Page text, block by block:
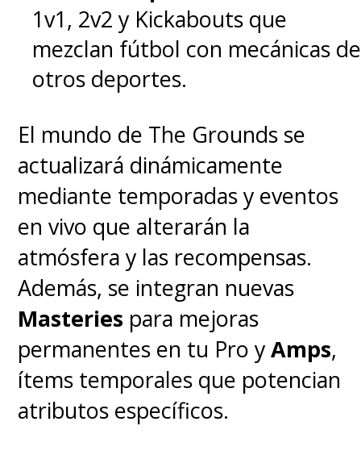
1v1, 2v2 y Kickabouts que
mezclan fútbol con mecánicas de
otros deportes.
El mundo de The Grounds se
actualizará dinámicamente
mediante temporadas y eventos
en vivo que alterarán la
atmósfera y las recompensas.
Además, se integran nuevas
Masteries para mejoras
permanentes en tu Pro yAmps,
ítems temporales que potencian
atributos específicos.